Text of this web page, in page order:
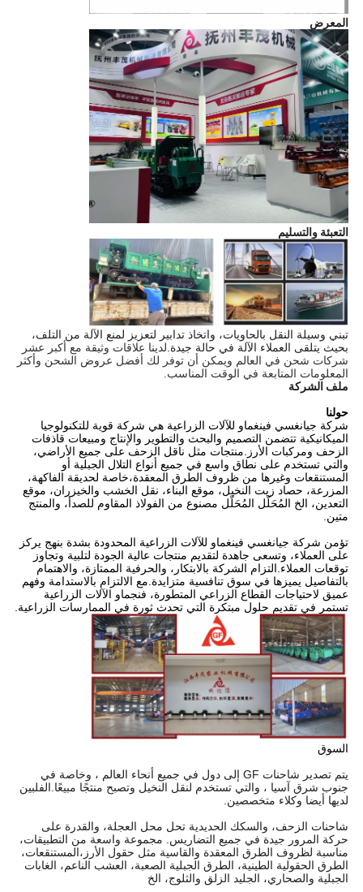
المعرض
التعبئة والتسليم
تبني وسيلة النقل بالحاويات، واتخاذ تدابير لتعزيز لمنع الآلة من التلف،
بحيث يتلقى العملاء الآلة في حالة جيدة.لدينا علاقات وثيقة مع أكبر عشر
شركات شحن في العالم ويمكن أن توفر لك أفضل عروض الشحن وأكثر
المعلومات المتابعة في الوقت المناسب.
ملف الشركة
حولنا
شركة جيانغسي فينغماو للآلات الزراعية هي شركة قوية للتكنولوجيا
الميكانيكية تتضمن التصميم والبحث والتطوير والإنتاج ومبيعات قاذفات
الزحف ومركبات الأرز.منتجات مثل ناقل الزحف على جميع الأراضي،
والتي تستخدم على نطاق واسع في جميع أنواع التلال الجبلية أو
المستنقعات وغيرها من ظروف الطرق المعقدة،خاصة لحديقة الفاكهة،
المزرعة، حصاد زيت النخيل، موقع البناء، نقل الخشب والخيزران، موقع
التعدين، الخ المُحَلّل المُحَلّل مصنوع من الفولاذ المقاوم للصدأ، والمنتج
متين.
تؤمن شركة جيانغسي فينغماو للآلات الزراعية المحدودة بشدة بنهج يركز
على العملاء، وتسعى جاهدة لتقديم منتجات عالية الجودة لتلبية وتجاوز
توقعات العملاء.التزام الشركة بالابتكار، والحرفية الممتازة، والاهتمام
بالتفاصيل يميزها في سوق تنافسية متزايدة.مع الالتزام بالاستدامة وفهم
عميق لاحتياجات القطاع الزراعي المتطورة، فنجماو الآلات الزراعية
تستمر في تقديم حلول مبتكرة التي تحدث ثورة في الممارسات الزراعية.
السوق
يتم تصدير شاحنات GF إلى دول في جميع أنحاء العالم ، وخاصة في
جنوب شرق آسيا ، والتي تستخدم لنقل النخيل وتصبح منتجًا مبيعًا.الفلبين
لديها أيضا وكلاء متخصصين.
شاحنات الزحف، والسكك الحديدية تحل محل العجلة، والقدرة على
حركة المرور جيدة في جميع التضاريس. مجموعة واسعة من التطبيقات،
مناسبة لظروف الطرق المعقدة والقاسية مثل حقول الأرز،المستنقعات،
الطرق الحقولية الطينية، الطرق الجبلية الصعبة، العشب الناعم، الغابات
الجبلية والصحاري، الجليد الزلق والثلوج، الخ